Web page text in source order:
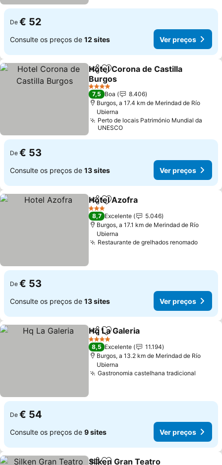
De € 52
Consulte os preços de 12 sites Ver preços
PartilharAdicionar aos favoritos
Hotel Corona de Castilla
Burgos
Ver preços
4 Estrelas
7,5 Boa
8.406
Burgos, a 17.4 km de Merindad de Río
Ubierna
Perto de locais Património Mundial da
UNESCO
De € 53
Consulte os preços de 13 sites Ver preços
PartilharAdicionar aos favoritos
Hotel Azofra
3 Estrelas
8,7 Excelente
5.046
Burgos, a 17.1 km de Merindad de Río
Ubierna
Restaurante de grelhados renomadoVer
De € 53
Consulte os preços de 13 sites Ver preços
PartilharAdicionar aos favoritos
Hq La Galeria
4 Estrelas
8,5 Excelente
11.194
Burgos, a 13.2 km de Merindad de Río
Ubierna
Gastronomia castelhana tradicional
De € 54
Consulte os preços de 9 sites Ver preços
Silken Gran Teatro